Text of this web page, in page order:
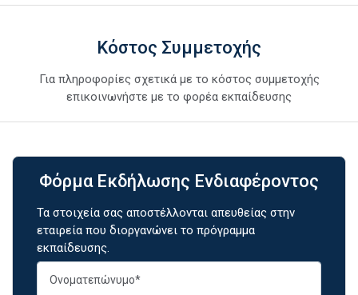
Κόστος Συμμετοχής
Για πληροφορίες σχετικά με το κόστος συμμετοχής
επικοινωνήστε με το φορέα εκπαίδευσης
Φόρμα Εκδήλωσης Ενδιαφέροντος
Τα στοιχεία σας αποστέλλονται απευθείας στην
εταιρεία που διοργανώνει το πρόγραμμα
εκπαίδευσης.